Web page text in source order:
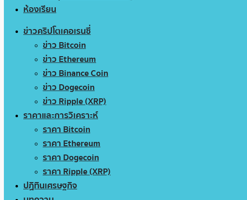
ห้องเรียน
ข่าวคริปโตเคอเรนซี่
ข่าว Bitcoin
ข่าว Ethereum
ข่าว Binance Coin
ข่าว Dogecoin
ข่าว Ripple (XRP)
ราคาและการวิเคราะห์
ราคา Bitcoin
ราคา Ethereum
ราคา Dogecoin
ราคา Ripple (XRP)
ปฏิทินเศรษฐกิจ